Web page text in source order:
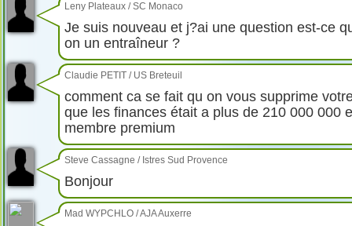
Leny Plateaux /SC Monaco
Je suis nouveau et j?ai une question est-ce
on un entraîneur ?
Claudie PETIT / US Breteuil
comment ca se fait qu on vous supprime
que les finances était a plus de 210 000 000
membre premium
Steve Cassagne / Istres Sud Provence
Bonjour
Mad WYPCHLO /AJA Auxerre